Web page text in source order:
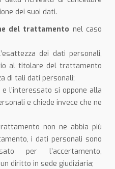
dei suoi dati.
del trattamento nel caso
dei dati personali,
al titolare del trattamento
di tali dati personali;
l’interessato si oppone alla
e chiede invece che ne
non ne abbia più
i dati personali sono
per l’accertamento,
diritto in sede giudiziaria;